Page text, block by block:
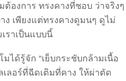
งการ ทรงคางที่ชอบ ว่าจริงๆ
ง เพียงแต่ทรงคางดูมนๆ ดูไม่
ราเป็นแบบนี้
ด้รู้จัก “เย็บกระชับกล้ามเนื้อ
ลอร์ที่ฉีดเติมที่คาง ให้ผ่าตัด